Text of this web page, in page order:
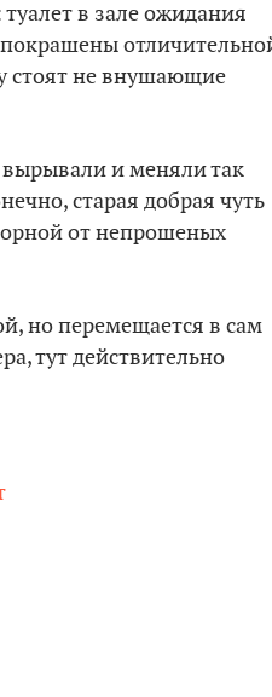
в зале ожидания
покрашены
стоят не внушающие
и меняли так
старая добрая чуть
от непрошеных
но перемещается в сам
тут действительно